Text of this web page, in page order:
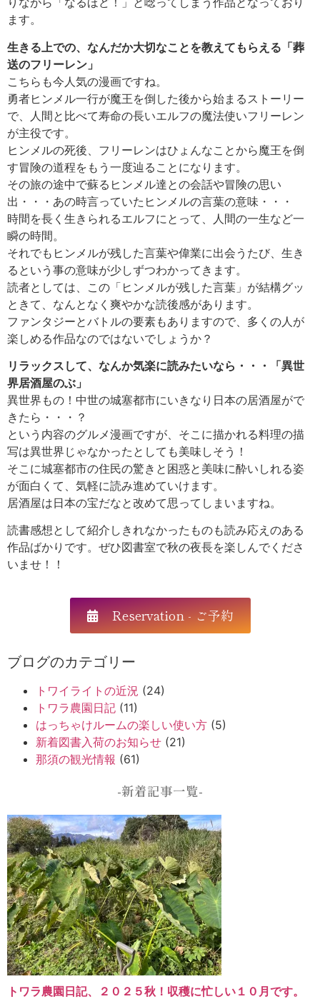
ます。
生きる上での、なんだか大切なことを教えてもらえる「葬
送のフリーレン」
こちらも今人気の漫画ですね。
勇者ヒンメル一行が魔王を倒した後から始まるストーリー
で、人間と比べて寿命の長いエルフの魔法使いフリーレン
が主役です。
ヒンメルの死後、フリーレンはひょんなことから魔王を倒
す冒険の道程をもう一度辿ることになります。
その旅の途中で蘇るヒンメル達との会話や冒険の思い
出・・・あの時言っていたヒンメルの言葉の意味・・・
時間を長く生きられるエルフにとって、人間の一生など一
瞬の時間。
それでもヒンメルが残した言葉や偉業に出会うたび、生き
るという事の意味が少しずつわかってきます。
読者としては、この「ヒンメルが残した言葉」が結構グッ
ときて、なんとなく爽やかな読後感があります。
ファンタジーとバトルの要素もありますので、多くの人が
楽しめる作品なのではないでしょうか？
リラックスして、なんか気楽に読みたいなら・・・「異世
界居酒屋のぶ」
異世界もの！中世の城塞都市にいきなり日本の居酒屋がで
きたら・・・？
という内容のグルメ漫画ですが、そこに描かれる料理の描
写は異世界じゃなかったとしても美味しそう！
そこに城塞都市の住民の驚きと困惑と美味に酔いしれる姿
が面白くて、気軽に読み進めていけます。
居酒屋は日本の宝だなと改めて思ってしまいますね。
読書感想として紹介しきれなかったものも読み応えのある
作品ばかりです。ぜひ図書室で秋の夜長を楽しんでくださ
いませ！！
Reservation - ご予約
ブログのカテゴリー
トワイライトの近況 (24)
トワラ農園日記 (11)
はっちゃけルームの楽しい使い方 (5)
新着図書入荷のお知らせ (21)
那須の観光情報 (61)
-新着記事一覧-
トワラ農園日記、２０２５秋！収穫に忙しい１０月です。